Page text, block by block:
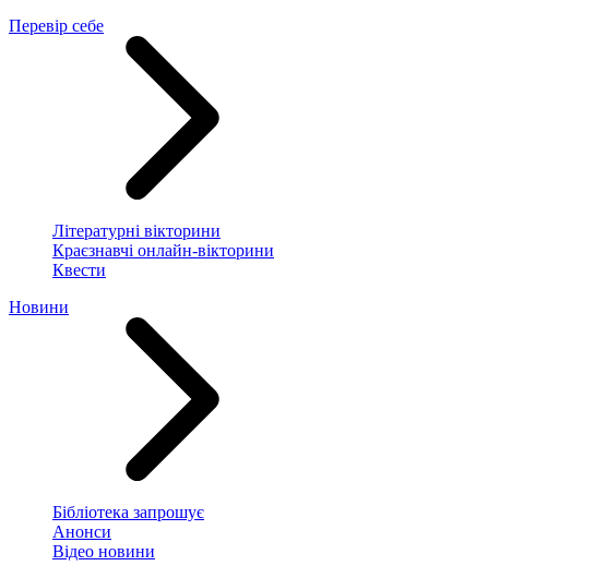
Перевір себе
Літературні вікторини
Краєзнавчі онлайн-вікторини
Квести
Новини
Бібліотека запрошує
Анонси
Відео новини